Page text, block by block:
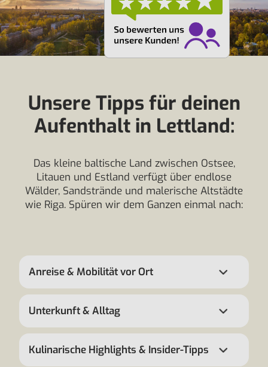
Unsere Tipps für deinen
Aufenthalt in Lettland:
Das kleine baltische Land zwischen Ostsee,
Litauen und Estland verfügt über endlose
Wälder, Sandstrände und malerische Altstädte
wie Riga. Spüren wir dem Ganzen einmal nach:
Anreise & Mobilität vor Ort
Unterkunft & Alltag
Kulinarische Highlights & Insider-Tipps